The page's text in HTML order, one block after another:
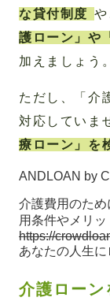
な貸付制度 や
護ローン」や
加えましょう。
ただし、「介
対応していま
療ローン」を
ANDLOAN by
介護費用のた
用条件やメリ
https://
あなたの人生に
介護ローン